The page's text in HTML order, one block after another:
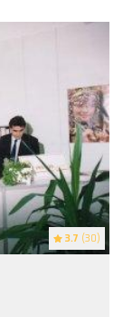
3.7 (30)